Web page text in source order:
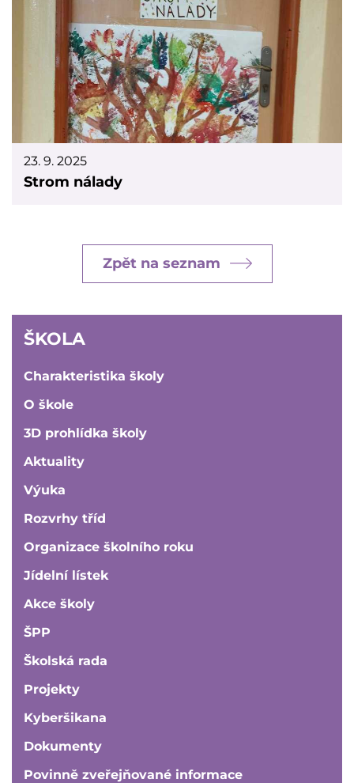
ŠKOLA
ŠKOLA
Charakteristika školy
O škole
3D prohlídka školy
Aktuality
Výuka
Rozvrhy tříd
Organizace školního roku
Jídelní lístek
Akce školy
ŠPP
Školská rada
Projekty
Kyberšikana
Dokumenty
Povinně zveřejňované informace
23. 9. 2025
Strom nálady
Zpět na seznam